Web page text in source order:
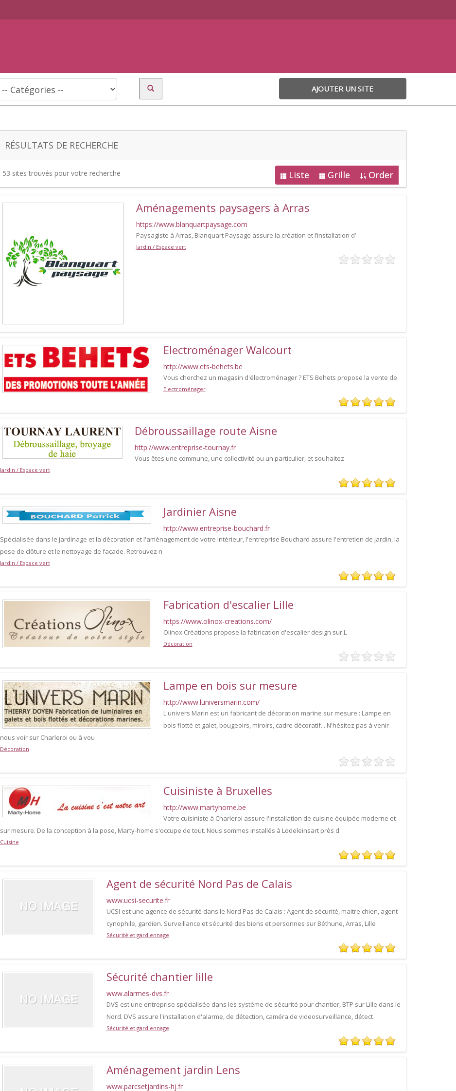
AJOUTER UN SITE
RÉSULTATS DE RECHERCHE
53 sites trouvés pour votre recherche Liste Grille Order
Aménagements paysagers à Arras
https://www.blanquartpaysage.com
Paysagiste à Arras, Blanquart Paysage assure la création et l’installation d’
Jardin / Espace vert
Electroménager Walcourt
http://www.ets-behets.be
Vous cherchez un magasin d'électroménager ? ETS Behets propose la vente de
Electroménager
Débroussaillage route Aisne
http://www.entreprise-tournay.fr
Vous êtes une commune, une collectivité ou un particulier, et souhaitez
Jardin / Espace vert
Jardinier Aisne
http://www.entreprise-bouchard.fr
Spécialisée dans le jardinage et la décoration et l'aménagement de votre intérieur, l'entreprise Bouchard assure l'entretien de jardin, la
pose de clôture et le nettoyage de façade. Retrouvez n
Jardin / Espace vert
Fabrication d'escalier Lille
https://www.olinox-creations.com/
Olinox Créations propose la fabrication d'escalier design sur L
Décoration
Lampe en bois sur mesure
http://www.luniversmarin.com/
L'univers Marin est un fabricant de décoration marine sur mesure : Lampe en
bois flotté et galet, bougeoirs, miroirs, cadre décoratif... N'hésitez pas à venir
nous voir sur Charleroi ou à vou
Décoration
Cuisiniste à Bruxelles
http://www.martyhome.be
Votre cuisiniste à Charleroi assure l'installation de cuisine équipée moderne et
sur mesure. De la conception à la pose, Marty-home s'occupe de tout. Nous sommes installés à Lodeleinsart près d
Cuisine
Agent de sécurité Nord Pas de Calais
www.ucsi-securite.fr
UCSI est une agence de sécurité dans le Nord Pas de Calais : Agent de sécurité, maitre chien, agent
cynophile, gardien. Surveillance et sécurité des biens et personnes sur Béthune, Arras, Lille
Sécurité et gardiennage
Sécurité chantier lille
www.alarmes-dvs.fr
DVS est une entreprise spécialisée dans les système de sécurité pour chantier, BTP sur Lille dans le
Nord. DVS assure l'installation d'alarme, de détection, caméra de videosurveillance, détect
Sécurité et gardiennage
Aménagement jardin Lens
www.parcsetjardins-hj.fr